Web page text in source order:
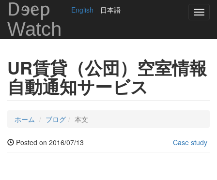
DEep
Watch
English 日本語
UR賃貸（公団）空室情報
自動通知サービス
ホーム ブログ 本文
Posted on 2016/07/13 Case study